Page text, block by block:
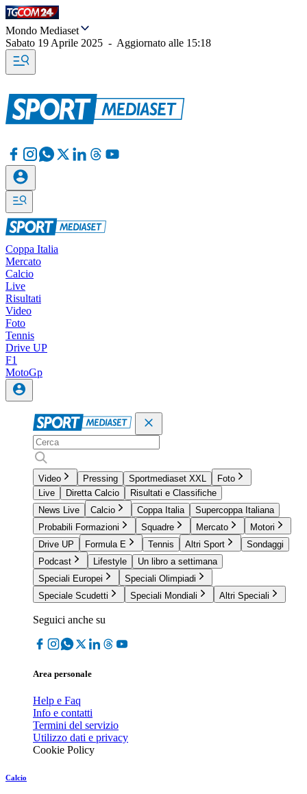
Mondo Mediaset
Sabato 19 Aprile 2025 - Aggiornato alle 15:18
Coppa Italia
Mercato
Calcio
Live
Risultati
Video
Foto
Tennis
Drive UP
F1
MotoGp
Video Pressing Sportmediaset XXL
Foto
Live
Diretta Calcio
Risultati e Classifiche
News Live
Calcio Coppa Italia
Supercoppa Italiana
Probabili Formazioni
Squadre Mercato
Motori
Drive UP
Formula E Tennis Altri Sport
Sondaggi
Podcast
Lifestyle
Un libro a settimana
Speciali Europei
Speciali Olimpiadi
Speciale Scudetti
Speciali Mondiali Altri Speciali
Seguici anche su
Area personale
Help e Faq
Info e contatti
Termini del servizio
Utilizzo dati e privacy
Cookie Policy
Calcio